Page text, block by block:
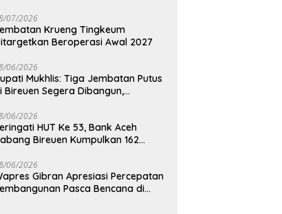
07/2026
Krueng Tingkeum
Beroperasi Awal 2027
06/2026
Mukhlis: Tiga Jembatan Putus
Bireuen Segera Dibangun,
06/2026
HUT Ke 53, Bank Aceh
Bireuen Kumpulkan 162
06/2026
Gibran Apresiasi Percepatan
Pasca Bencana di